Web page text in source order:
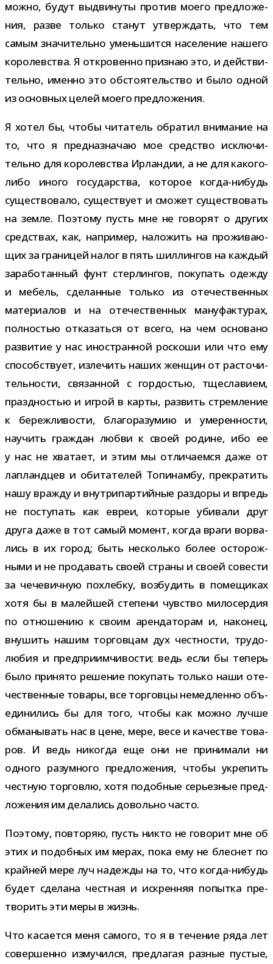
можно, будут выдви­нуты про­тив моего пред­ло­же­
ния, разве только ста­нут утвер­ждать, что тем
самым зна­чи­тельно умень­шится насе­ле­ние нашего
коро­лев­ства. Я откро­венно при­знаю это, и дей­стви­
тельно, именно это обсто­я­тель­ство и было одной
из основ­ных целей моего предложения.
Я хотел бы, чтобы чита­тель обра­тил вни­ма­ние на
то, что я пред­на­зна­чаю мое сред­ство исклю­чи­
тельно для коро­лев­ства Ирландии, а не для какого-​
либо иного госу­дар­ства, кото­рое когда-​нибудь
суще­ство­вало, суще­ствует и смо­жет суще­ство­вать
на земле. Поэтому пусть мне не гово­рят о дру­гих
сред­ствах, как, напри­мер, нало­жить на про­жи­ва­ю­
щих за гра­ни­цей налог в пять шил­лин­гов на каж­дый
зара­бо­тан­ный фунт стер­лин­гов, поку­пать одежду
и мебель, сде­лан­ные только из оте­че­ствен­ных
мате­ри­а­лов и на оте­че­ствен­ных ману­фак­ту­рах,
пол­но­стью отка­заться от всего, на чем осно­вано
раз­ви­тие у нас ино­стран­ной рос­коши или что ему
спо­соб­ствует, изле­чить наших жен­щин от рас­то­чи­
тель­но­сти, свя­зан­ной с гор­до­стью, тще­сла­вием,
празд­но­стью и игрой в карты, раз­вить стрем­ле­ние
к береж­ли­во­сти, бла­го­ра­зу­мию и уме­рен­но­сти,
научить граж­дан любви к своей родине, ибо ее
у нас не хва­тает, и этим мы отли­ча­емся даже от
лапланд­цев и оби­та­те­лей Топинамбу, пре­кра­тить
нашу вражду и внут­ри­пар­тий­ные раз­доры и впредь
не посту­пать как евреи, кото­рые уби­вали друг
друга даже в тот самый момент, когда враги ворва­
лись в их город; быть несколько более осто­рож­
ными и не про­да­вать своей страны и своей сове­сти
за чече­вич­ную похлебку, воз­бу­дить в поме­щи­ках
хотя бы в малей­шей сте­пени чув­ство мило­сер­дия
по отно­ше­нию к своим арен­да­то­рам и, нако­нец,
вну­шить нашим тор­гов­цам дух чест­но­сти, тру­до­
лю­бия и пред­при­им­чи­во­сти; ведь если бы теперь
было при­нято реше­ние поку­пать только наши оте­
че­ствен­ные товары, все тор­говцы немед­ленно объ­
еди­ни­лись бы для того, чтобы как можно лучше
обма­ны­вать нас в цене, мере, весе и каче­стве това­
ров. И ведь нико­гда еще они не при­ни­мали ни
одного разум­ного пред­ло­же­ния, чтобы укре­пить
чест­ную тор­говлю, хотя подоб­ные серьез­ные пред­
ло­же­ния им дела­лись довольно часто.
Поэтому, повто­ряю, пусть никто не гово­рит мне об
этих и подоб­ных им мерах, пока ему не блес­нет по
край­ней мере луч надежды на то, что когда-​нибудь
будет сде­лана чест­ная и искрен­няя попытка пре­
тво­рить эти меры в жизнь.
Что каса­ется меня самого, то я в тече­ние ряда лет
совер­шенно изму­чился, пред­ла­гая раз­ные пустые,